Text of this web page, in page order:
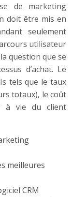
de marketing
doit être mis en
seulement
utilisateur
question que se
d’achat. Le
tels que le taux
totaux), le coût
à vie du client
meilleures
CRM